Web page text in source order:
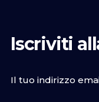
Iscriviti
Il tuo indirizzo